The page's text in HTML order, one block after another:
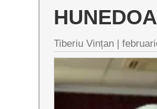
Tiberiu Vințan |